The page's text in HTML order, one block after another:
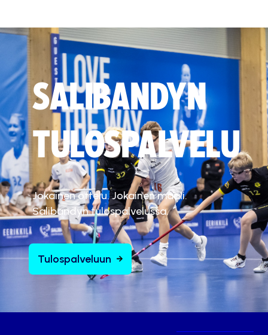
SALIBANDYN
TULOSPALVELU
Jokainen ottelu. Jokainen maali.
Salibandyn tulospalvelussa.
Tulospalveluun